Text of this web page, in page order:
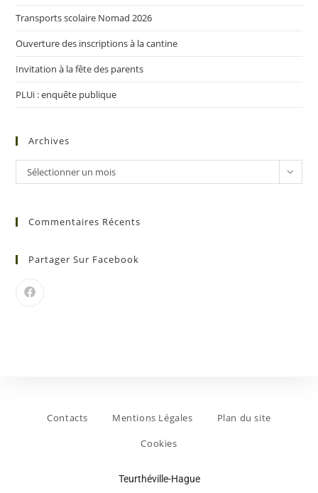
Transports scolaire Nomad 2026
Ouverture des inscriptions à la cantine
Invitation à la fête des parents
PLUi : enquête publique
Archives
Sélectionner un mois
Commentaires Récents
Partager Sur Facebook
Contacts Mentions Légales
Plan du site
Cookies
Teurthéville-Hague